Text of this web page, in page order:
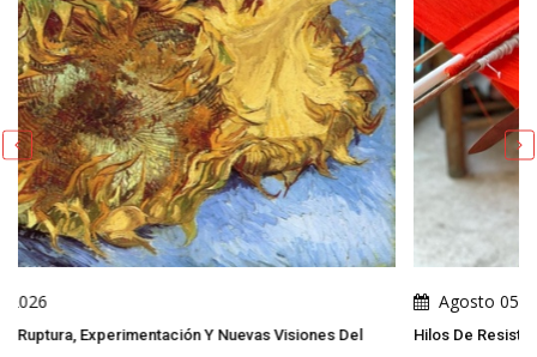
Del Hilos De Resistencia: El Arte Popular Indígena Como